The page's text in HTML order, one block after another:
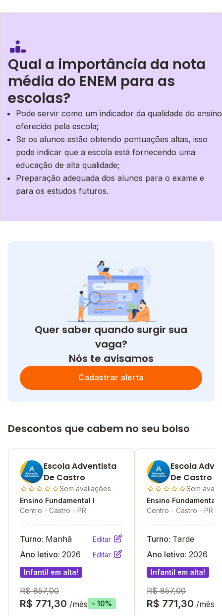
Qual a importância da nota
média do ENEM para as
escolas?
Pode servir como um indicador da qualidade do ensino
oferecido pela escola;
Se os alunos estão obtendo pontuações altas, isso
pode indicar que a escola está fornecendo uma
educação de alta qualidade;
Preparação adequada dos alunos para o exame e
para os estudos futuros.
Quer saber quando surgir sua
vaga?
Nós te avisamos
Cadastrar alerta
Descontos que cabem no seu bolso
Escola Adventista
De Castro
Sem avaliações
Ensino Fundamental I
Centro - Castro - PR
Turno: Manhã Editar
Ano letivo: 2026 Editar
Infantil em alta!
R$ 857,00
R$ 771,30 /mês - 10%
Escola
De Castro
Sem
Ensino Fundamental I
Centro - Castro - PR
Turno: Tarde
Ano letivo: 2026
Infantil em alta!
R$ 857,00
R$ 771,30 /mês